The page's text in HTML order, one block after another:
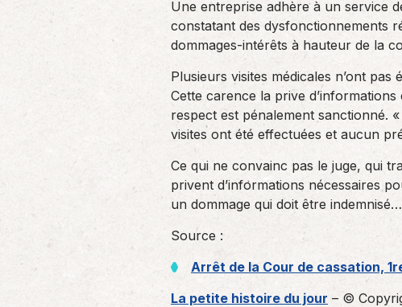
un nouvel associé…
de producteurs
Accompagnement des
En tant qu’employeur, vous êtes soumis
à des obligations et à une légalisation
Une entreprise adhère à un service
constatant des dysfonctionnements
dommages-intérêts à hauteur de la
Plusieurs visites médicales n’ont
Cette carence la prive
respect est pénalement sanctionné.
visites ont été effectuées et aucun
Ce qui ne convainc pas le juge, qui
privent d’informations nécessaires
un dommage qui doit être indemnisé…
Source :
Arrêt de la Cour de cassation,
La petite histoire du jour – ©